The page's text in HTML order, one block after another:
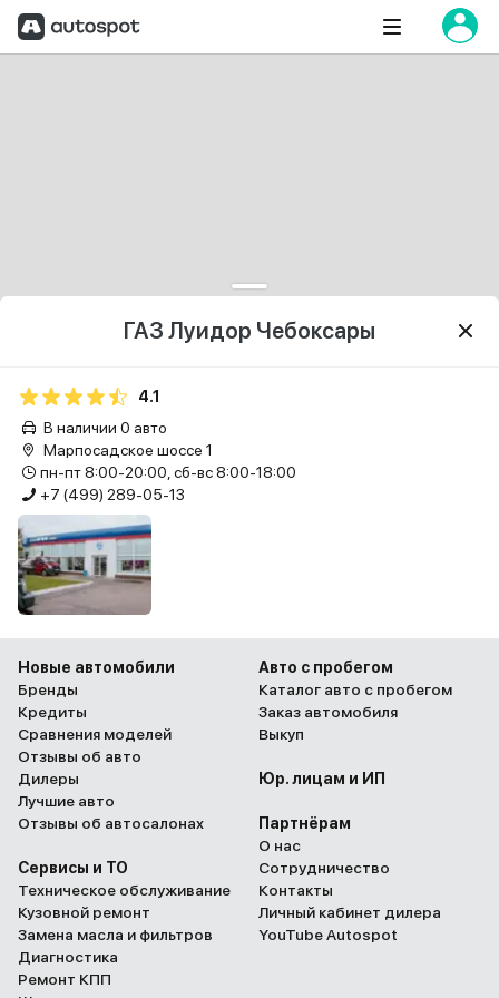
ГАЗ Луидор Чебоксары
4.1
В наличии 0 авто
Марпосадское шоссе 1
пн-пт 8:00-20:00, сб-вс 8:00-18:00
+7 (499) 289-05-13
Новые автомобили
Бренды
Кредиты
Сравнения моделей
Отзывы об авто
Дилеры
Лучшие авто
Отзывы об автосалонах
Сервисы и ТО
Техническое обслуживание
Кузовной ремонт
Замена масла и фильтров
Диагностика
Ремонт КПП
Авто с пробегом
Каталог авто с пробегом
Заказ автомобиля
Выкуп
Юр. лицам и ИП
Партнёрам
О нас
Сотрудничество
Контакты
Личный кабинет дилера
YouTube Autospot